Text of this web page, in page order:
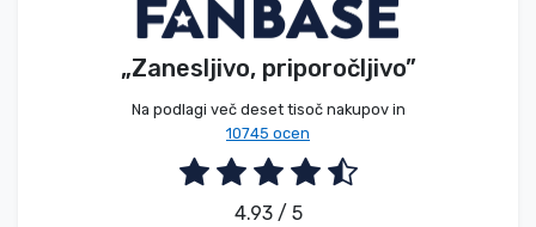
„Zanesljivo, priporočljivo”
Na podlagi več deset tisoč nakupov in
10745 ocen
4.93 / 5
Blagovne znamke